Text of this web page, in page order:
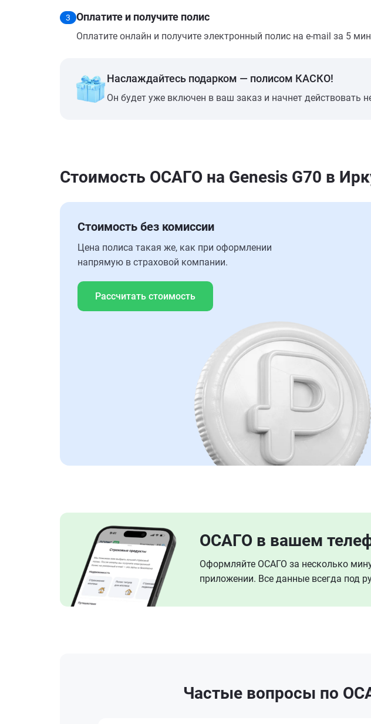
3 Оплатите и получите полис
Оплатите онлайн и получите электронный полис на e-mail за 5
Наслаждайтесь подарком — полисом КАСКО!
Он будет уже включен в ваш заказ и начнет действовать
Стоимость ОСАГО на Genesis G70 в
Стоимость без комиссии
Цена полиса такая же, как при оформлении
напрямую в страховой компании.
Рассчитать стоимость
ОСАГО в вашем
Оформляйте ОСАГО за несколько
приложении. Все данные всегда под
Частые вопросы по